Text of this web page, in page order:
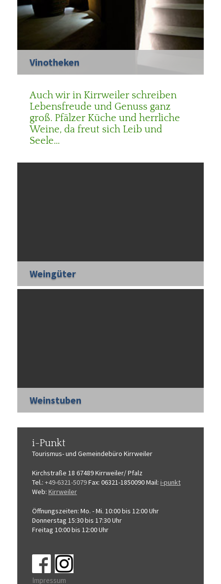
Vinotheken
Auch wir in Kirrweiler schreiben
Lebensfreude und Genuss ganz
groß. Pfälzer Küche und herrliche
Weine, da freut sich Leib und
Seele...
Weingüter
Weinstuben
i-Punkt
Tourismus-und Gemeindebüro Kirrweiler
Kirchstraße 18 67489 Kirrweiler/ Pfalz
Tel.: +49-6321-5079Fax: 06321-1850090Mail: i-punkt
Web: Kirrweiler
Öffnungszeiten: Mo. - Mi. 10:00 bis 12:00 Uhr
Donnerstag 15:30 bis 17:30 Uhr
Freitag 10:00 bis 12:00 Uhr
Impressum